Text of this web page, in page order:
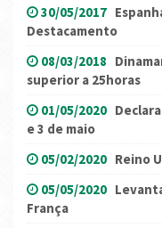
30/05/2017
Destacamento
08/03/2018
superior a 25horas
01/05/2020
e 3 de maio
05/02/2020 Reino
05/05/2020
França